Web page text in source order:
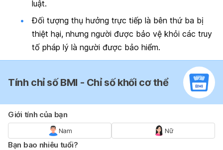
luật.
Đối tượng thụ hưởng trực tiếp là bên thứ ba bị
thiệt hại, nhưng người được bảo vệ khỏi các truy
tố pháp lý là người được bảo hiểm.
Tính chỉ số BMI - Chỉ số khối cơ thể
Giới tính của bạn
Nam Nữ
Bạn bao nhiêu tuổi?